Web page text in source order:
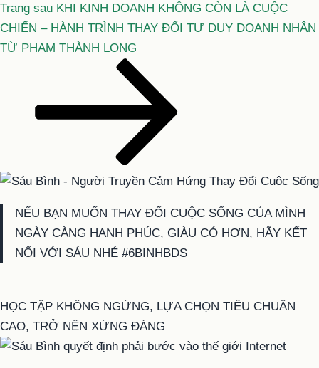
Bài
tiếp
theo
Trang sau KHI KINH DOANH KHÔNG CÒN LÀ CUỘC
CHIẾN – HÀNH TRÌNH THAY ĐỔI TƯ DUY DOANH NHÂN
TỪ PHẠM THÀNH LONG
NẾU BẠN MUỐN THAY ĐỔI CUỘC SỐNG CỦA MÌNH
NGÀY CÀNG HẠNH PHÚC, GIÀU CÓ HƠN, HÃY KẾT
NỐI VỚI SÁU NHÉ #6BINHBDS
HỌC TẬP KHÔNG NGỪNG, LỰA CHỌN TIÊU CHUẨN
CAO, TRỞ NÊN XỨNG ĐÁNG